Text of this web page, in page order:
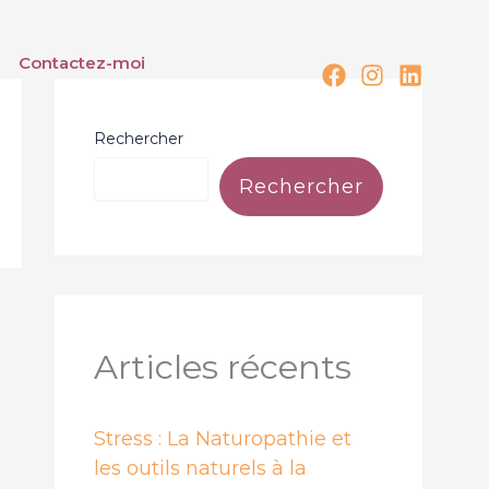
Contactez-moi
Rechercher
Rechercher
Articles récents
Stress : La Naturopathie et
les outils naturels à la